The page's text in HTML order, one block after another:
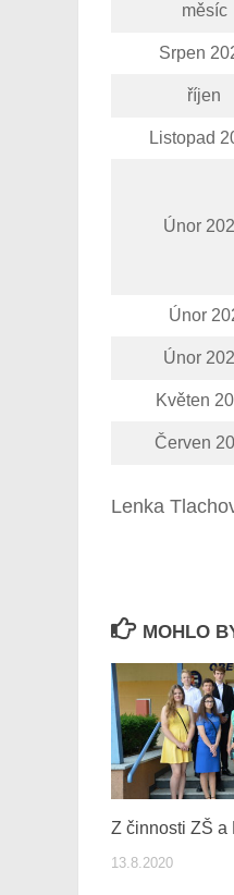
měsíc
Srpen
říjen
Listopad
Únor
Únor
Únor
Květen
Červen
Lenka
MOHLO
Z činnosti ZŠ a
13.8.2020